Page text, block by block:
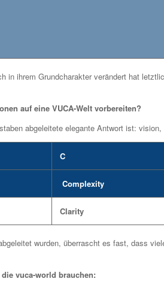
ihrem Grundcharakter verändert hat
auf eine VUCA-Welt vorbereiten?
abgeleitete elegante Antwort ist:
C
Complexity
Clarity
wurden, überrascht es fast, dass
vuca-world brauchen: